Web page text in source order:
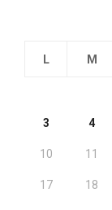
L M
3 4
10 11
17 18